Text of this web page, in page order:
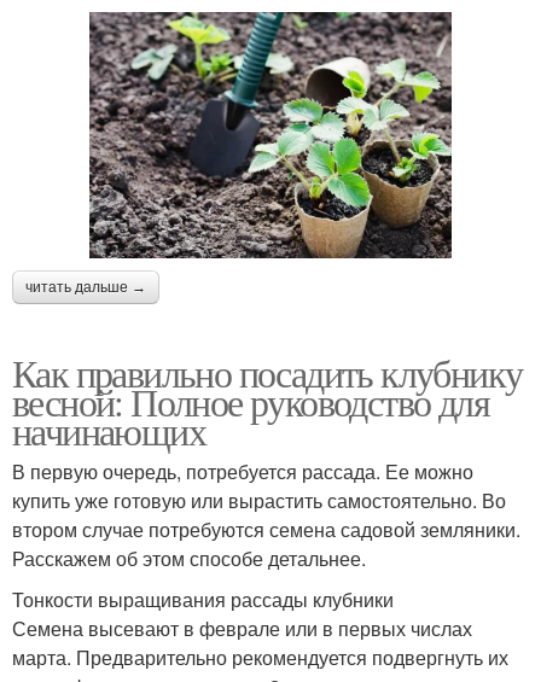
читать дальше →
Как правильно посадить клубнику
весной: Полное руководство для
начинающих
В первую очередь, потребуется рассада. Ее можно
купить уже готовую или вырастить самостоятельно. Во
втором случае потребуются семена садовой земляники.
Расскажем об этом способе детальнее.
Тонкости выращивания рассады клубники
Семена высевают в феврале или в первых числах
марта. Предварительно рекомендуется подвергнуть их